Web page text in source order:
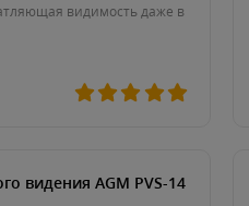
видимость даже в
видения AGM PVS-14